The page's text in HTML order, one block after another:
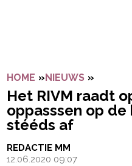
HOME »NIEUWS »
Het RIVM raadt
oppasssen op
stééds af
REDACTIE MM
12.06.2020 09:07